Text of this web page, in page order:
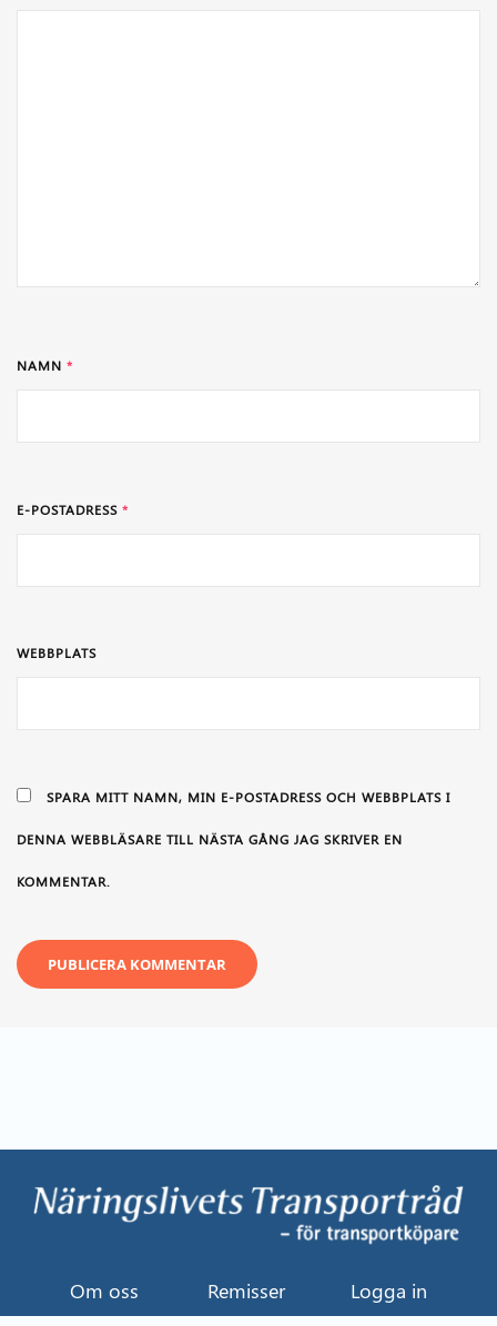
NAMN *
E-POSTADRESS *
WEBBPLATS
SPARA MITT NAMN, MIN E-POSTADRESS OCH WEBBPLATS I
DENNA WEBBLÄSARE TILL NÄSTA GÅNG JAG SKRIVER EN
KOMMENTAR.
Om oss Remisser
Logga in